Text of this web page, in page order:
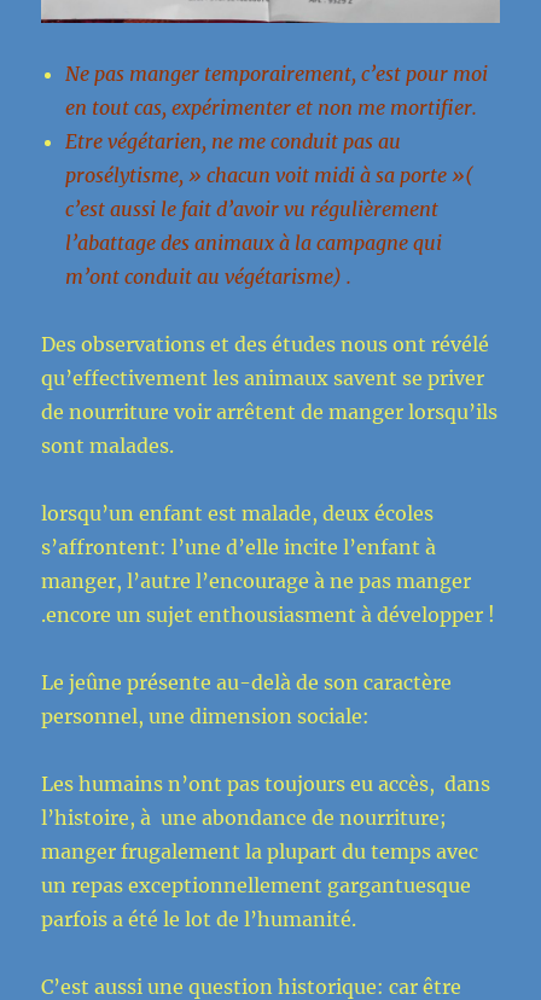
Ne pas manger temporairement, c’est pour moi
en tout cas, expérimenter et non me mortifier.
Etre végétarien, ne me conduit pas au
prosélytisme, » chacun voit midi à sa porte »(
c’est aussi le fait d’avoir vu régulièrement
l’abattage des animaux à la campagne qui
m’ont conduit au végétarisme) .
Des observations et des études nous ont révélé
qu’effectivement les animaux savent se priver
de nourriture voir arrêtent de manger lorsqu’ils
sont malades.
lorsqu’un enfant est malade, deux écoles
s’affrontent: l’une d’elle incite l’enfant à
manger, l’autre l’encourage à ne pas manger
.encore un sujet enthousiasment à développer !
Le jeûne présente au-delà de son caractère
personnel, une dimension sociale:
Les humains n’ont pas toujours eu accès, dans
l’histoire, à une abondance de nourriture;
manger frugalement la plupart du temps avec
un repas exceptionnellement gargantuesque
parfois a été le lot de l’humanité.
C’est aussi une question historique: car être